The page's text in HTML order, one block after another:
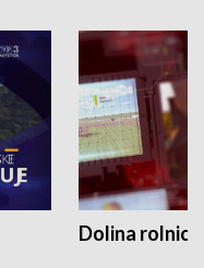
Dolina